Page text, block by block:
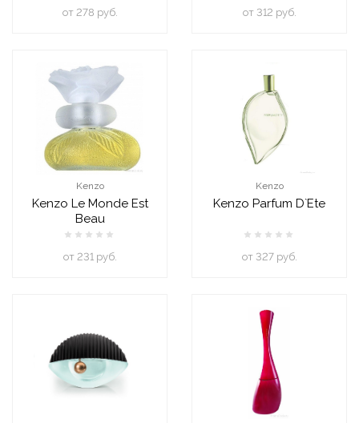
oт 278 руб. oт 312 руб.
Kenzo
Kenzo Le Monde Est
Beau
oт 231 руб.
Kenzo
Kenzo Parfum D`Ete
oт 327 руб.